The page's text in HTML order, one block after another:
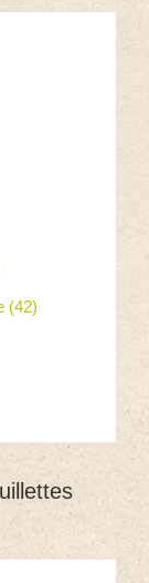
(42)